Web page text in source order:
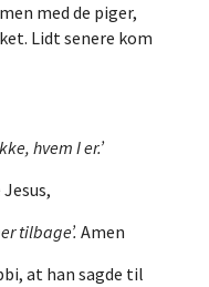
med de piger,
Lidt senere kom
hvem I er.’
Jesus,
tilbage’. Amen
at han sagde til